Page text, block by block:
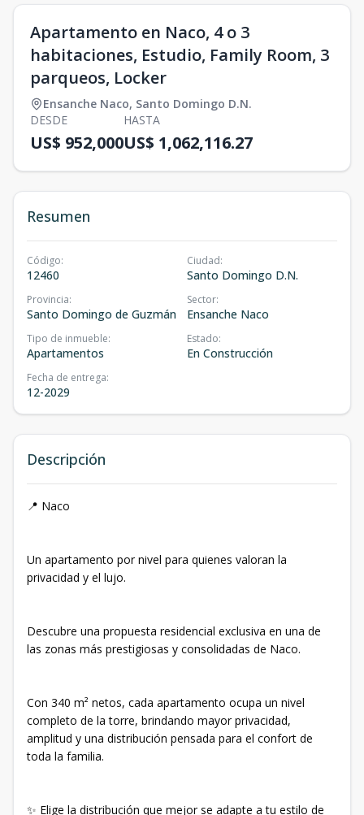
Apartamento en Naco, 4 o 3
habitaciones, Estudio, Family Room, 3
parqueos, Locker
Ensanche Naco, Santo Domingo D.N.
DESDE
US$ 952,000
HASTA
US$ 1,062,116.27
Resumen
Código:
12460
Ciudad:
Santo Domingo D.N.
Provincia:
Santo Domingo de Guzmán
Sector:
Ensanche Naco
Tipo de inmueble:
Apartamentos
Estado:
En Construcción
Fecha de entrega:
12-2029
Descripción
📍 Naco
Un apartamento por nivel para quienes valoran la
privacidad y el lujo.
Descubre una propuesta residencial exclusiva en una de
las zonas más prestigiosas y consolidadas de Naco.
Con 340 m² netos, cada apartamento ocupa un nivel
completo de la torre, brindando mayor privacidad,
amplitud y una distribución pensada para el confort de
toda la familia.
✨ Elige la distribución que mejor se adapte a tu estilo de